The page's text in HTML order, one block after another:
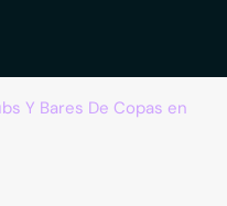
Y Bares De Copas en